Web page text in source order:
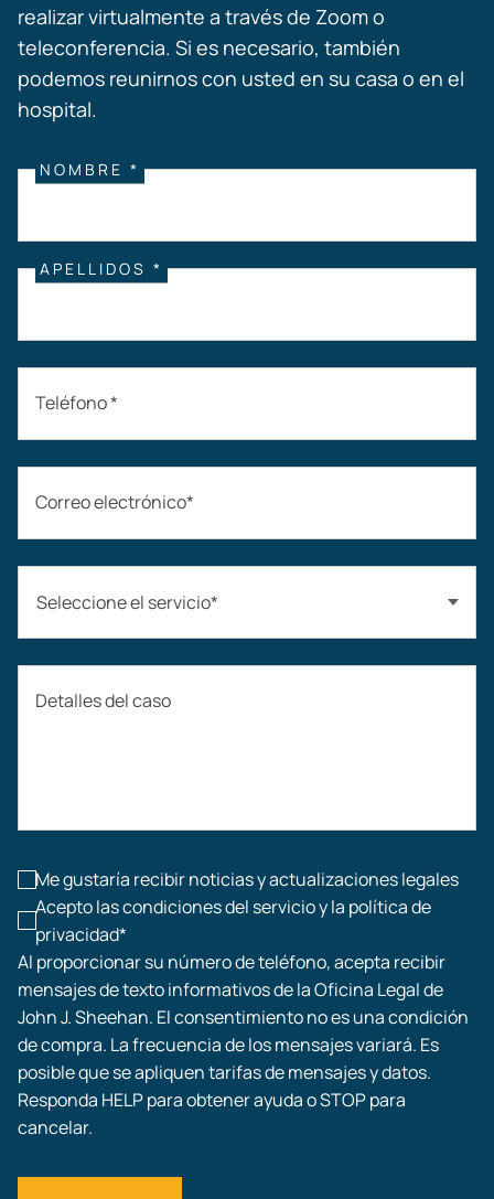
realizar virtualmente a través de Zoom o
teleconferencia. Si es necesario, también
podemos reunirnos con usted en su casa o en el
hospital.
NOMBRE *
APELLIDOS *
Teléfono *
Correo electrónico*
Seleccione el servicio*
Accidentes automovilísticos
Lesiones laborales
Detalles del caso
Me gustaría recibir noticias y actualizaciones legales
Acepto las condiciones del servicio y la política de
privacidad*
Al proporcionar su número de teléfono, acepta recibir
mensajes de texto informativos de la Oficina Legal de
John J. Sheehan. El consentimiento no es una condición
de compra. La frecuencia de los mensajes variará. Es
posible que se apliquen tarifas de mensajes y datos.
Responda HELP para obtener ayuda o STOP para
cancelar.